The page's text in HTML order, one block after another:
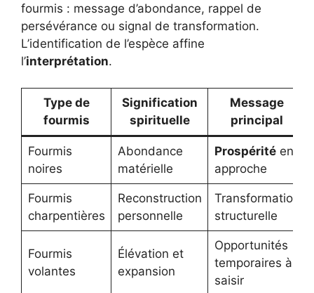
fourmis : message d’abondance, rappel de
persévérance ou signal de transformation.
L’identification de l’espèce affine
l’interprétation.
Type de
fourmis
Signification
spirituelle
Message
principal
Fourmis
noires
Abondance
matérielle
Prospéritéen
approche
Fourmis
charpentières
Reconstruction
personnelle
Transformation
structurelle
Fourmis
volantes
Élévation et
expansion
Opportunités
temporaires à
saisir